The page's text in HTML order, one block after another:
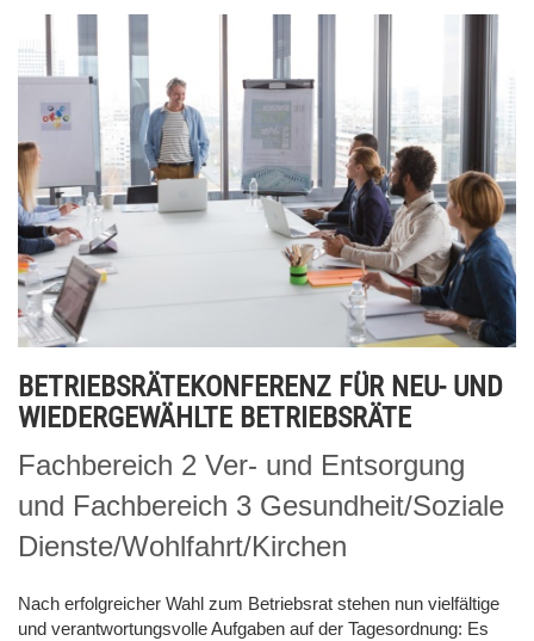
BETRIEBSRÄTEKONFERENZ FÜR NEU- UND
WIEDERGEWÄHLTE BETRIEBSRÄTE
Fachbereich 2 Ver- und Entsorgung
und Fachbereich 3 Gesundheit/Soziale
Dienste/Wohlfahrt/Kirchen
Nach erfolgreicher Wahl zum Betriebsrat stehen nun vielfältige
und verantwortungsvolle Aufgaben auf der Tagesordnung: Es